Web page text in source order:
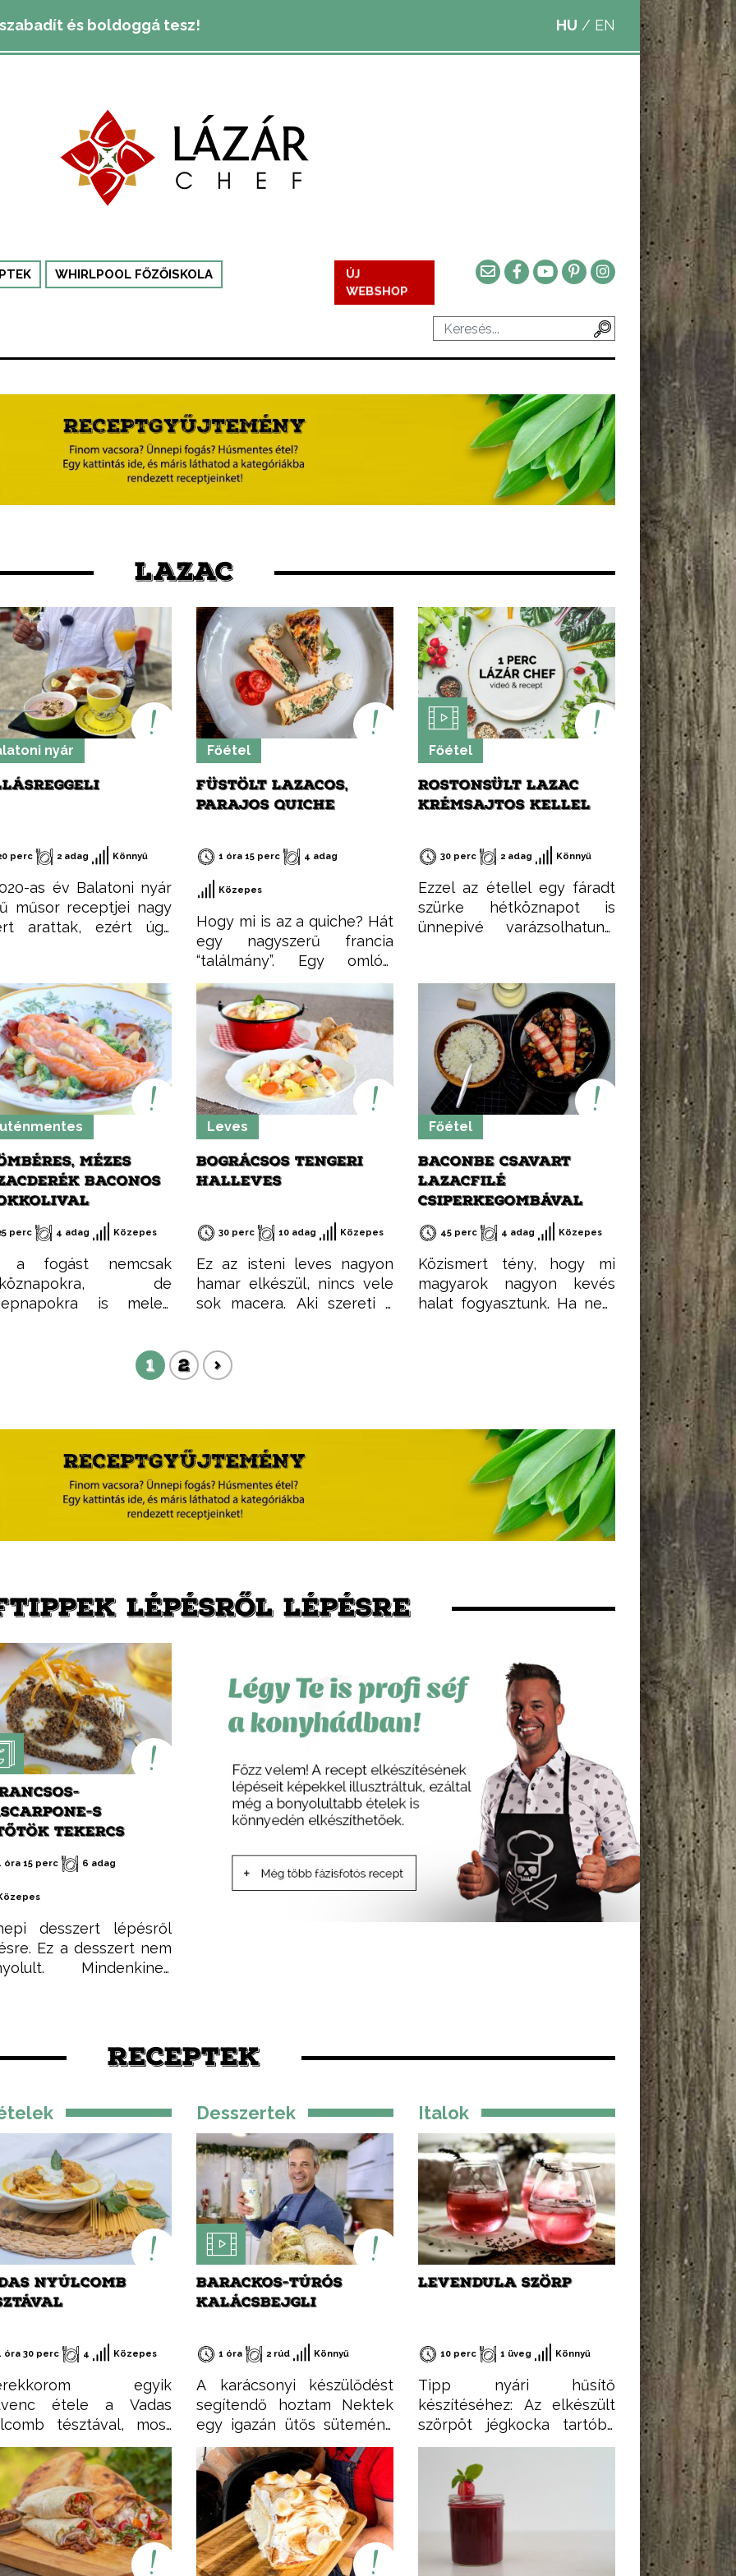
és boldoggá tesz! HU / EN
WHIRLPOOL FŐZŐISKOLA
ÚJ
WEBSHOP
LAZAC
nyár
perc 2 adag Könnyű
as év Balatoni nyár
műsor receptjei nagy
arattak, ezért úgy
elérhetőek
Ezeket a
nem csak
hanem az év
időszakában
mint ahogy a
is egész évben
Jó főzést, és
kívánok!
Főétel
FÜSTÖLT LAZACOS,
PARAJOS QUICHE
1 óra 15 perc 4 adag
Közepes
Hogy mi is az a quiche? Hát
egy nagyszerű francia
“találmány”. Egy omlós,
tejszínes, tojásos lepény
változatos feltétekkel.
Jelen esetben ez a füstölt
lazac és a spenót lesz. Az
elkészítése nem igényel
komolyabb szakértelmet, a
fantáziánkat viszont
szabadjára engedhetjük, és
megölthetjük mindenféle
földi jóval.
Főétel
ROSTONSÜLT LAZAC
KRÉMSAJTOS KELLEL
30 perc 2 adag Könnyű
Ezzel az étellel egy fáradt
szürke hétköznapot is
ünnepivé varázsolhatunk.
és (legalább) a vacsora
idejére felejtkezzünk el a
napi hajtásról és
koncentráljunk egymásra.
MÉZES
BACONOS
perc 4 adag Közepes
a fogást nemcsak
de
is meleg
nagyon egészséges is.
Leves
BOGRÁCSOS TENGERI
HALLEVES
30 perc 10 adag Közepes
Ez az isteni leves nagyon
hamar elkészül, nincs vele
sok macera. Aki szereti a
nagyon egészséges!
Főétel
BACONBE CSAVART
LAZACFILÉ
CSIPERKEGOMBÁVAL
45 perc 4 adag Közepes
Közismert tény, hogy mi
magyarok nagyon kevés
halat fogyasztunk. Ha nem
szervezet számára
szükséges Omega3
pótlására. Kedvcsinálónak
pedig itt ez a szuper
recept! Omega3 raktárak
feltöltésére felkészülni!
1 2 >
LÉPÉSRŐL LÉPÉSRE
S
TEKERCS
óra 15 perc 6 adag
desszert lépésről
Ez a desszert nem
Mindenkinek
RECEPTEK
NYÚLCOMB
óra 30 perc 4 Közepes
egyik
étele a Vadas
tésztával, most
elkészítettem, és még
ugyanolyan finom!
miért érdemes nyúlhúst
sovány,
gazdag,
zsírtartalmú hús.
Desszertek
BARACKOS-TÚRÓS
KALÁCSBEJGLI
1 óra 2 rúd Könnyű
A karácsonyi készülődést
segítendő hoztam Nektek
egy igazán ütős sütemény
receptet, aminek a neve is
már elmond szinte mindent:
Barackos-túrós kalácsbejgli.
Ez nem tévedés, a kalács
puhaságát ötvöztem a
bejgli omlósságával,
valamint a baracklekvár és
Italok
LEVENDULA SZÖRP
10 perc 1 üveg Könnyű
Tipp nyári hűsítő
készítéséhez: Az elkészült
szörpöt jégkocka tartóba
adagoljuk, majd
lefagyasztjuk. Ezután nincs
más dolgunk, mint a meleg
nyári estéken a pohár
rozénkba beletenni.